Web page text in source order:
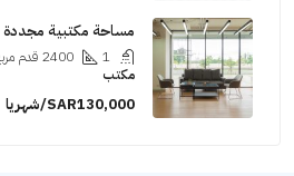
مساحة مكتبية مجددة
2400 قدم مربع
مكتب
SAR130,000/شهريا